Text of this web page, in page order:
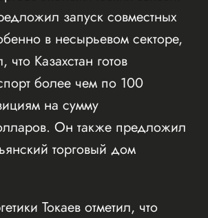
запуск совместных
в несырьевом секторе,
Казахстан готов
более чем по 100
на сумму
Он также предложил
торговый дом
Токаев отметил, что